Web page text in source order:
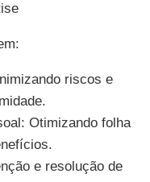
riscos e
Otimizando folha
e resolução de